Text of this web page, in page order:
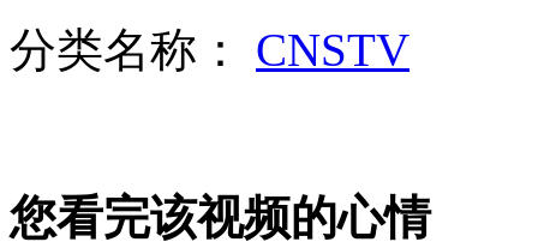
无痛分娩是否安全 医生回应
外交部：有关国家言论片面不公正
分类名称： CNSTV
您看完该视频的心情